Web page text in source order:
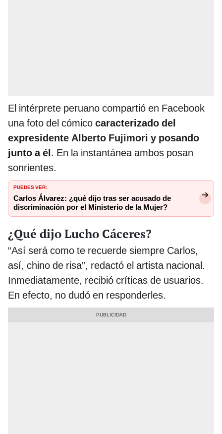
El intérprete peruano compartió en Facebook
una foto del cómico caracterizado del
expresidente Alberto Fujimori y posando
junto a él. En la instantánea ambos posan
sonrientes.
PUEDES VER:
Carlos Álvarez: ¿qué dijo tras ser acusado de
discriminación por el Ministerio de la Mujer?
¿Qué dijo Lucho Cáceres?
“Así será como te recuerde siempre Carlos,
así, chino de risa”, redactó el artista nacional.
Inmediatamente, recibió críticas de usuarios.
En efecto, no dudó en responderles.